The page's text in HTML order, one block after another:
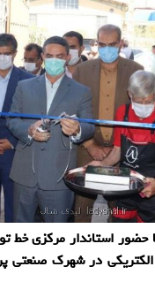
استاندار مركزی خط
در شهرك صنعتی